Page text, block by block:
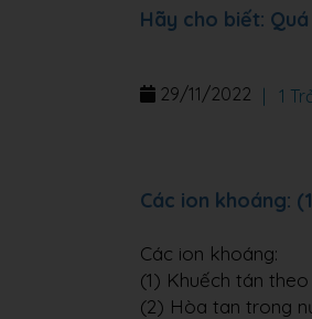
Hãy cho biết:
29/11/2022 1
Các ion khoáng:
Các ion khoáng:
(1) Khuếch tán
(2) Hòa tan trong